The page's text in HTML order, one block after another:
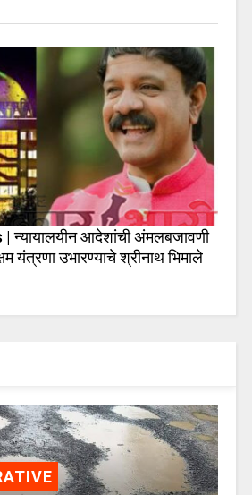
न्यायालयीन आदेशांची अंमलबजावणी
यंत्रणा उभारण्याचे श्रीनाथ भिमाले